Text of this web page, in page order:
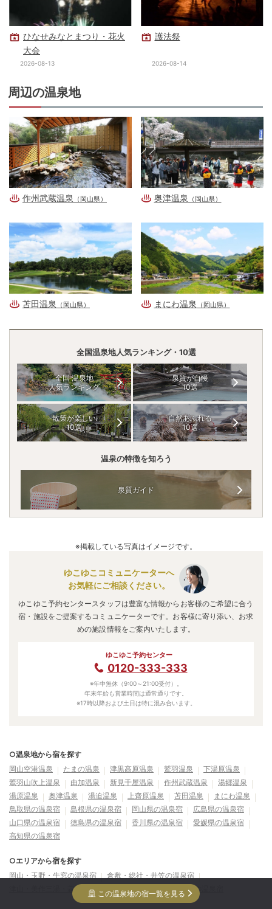
この温泉地の宿一覧を見る
ひなせみなとまつり・花火
大会
2026-08-13
護法祭
2026-08-14
周辺の温泉地
作州武蔵温泉 （岡山県） 奥津温泉 （岡山県）
苫田温泉 （岡山県） まにわ温泉 （岡山県）
全国温泉地人気ランキング・10選
全国 温泉地
人気ランキング
泉質が自慢
10選
散策が楽しい
10選
自然あふれる
10選
温泉の特徴を知ろう
泉質ガイド
※掲載している写真はイメージです。
ゆこゆこコミュニケーターへ
お気軽にご相談ください。
ゆこゆこ予約センタースタッフは豊富な情報からお客様のご希望に合う
宿・施設をご提案するコミュニケーターです。お客様に寄り添い、お求
めの施設情報をご案内いたします。
ゆこゆこ予約センター
0120-333-333
※年中無休（9:00～21:00受付）。
年末年始も営業時間は通常通りです。
※17時以降および土日は特に混み合います。
○温泉地から宿を探す
岡山空港温泉
たまの温泉 津黒高原温泉 鷲羽温泉
下湯原温泉
鷲羽山吹上温泉
由加温泉 新見千屋温泉 作州武蔵温泉
湯郷温泉
湯原温泉
奥津温泉 湯迫温泉 上齋原温泉 苫田温泉
まにわ温泉
鳥取県の温泉宿
島根県の温泉宿 岡山県の温泉宿
広島県の温泉宿
山口県の温泉宿
徳島県の温泉宿 香川県の温泉宿
愛媛県の温泉宿
高知県の温泉宿
○エリアから宿を探す
岡山・玉野・牛窓の温泉宿
倉敷・総社・井笠の温泉宿
津山・美作三湯・蒜山の温泉宿
高梁・新見・吉備高原の温泉宿